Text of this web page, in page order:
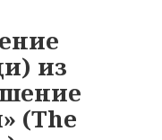
из
(The